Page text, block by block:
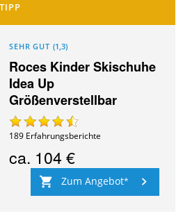
SEHR GUT (1,3)
Roces Kinder Skischuhe
Idea Up
Größenverstellbar
189 Erfahrungsberichte
ca. 104 €
Zum Angebot